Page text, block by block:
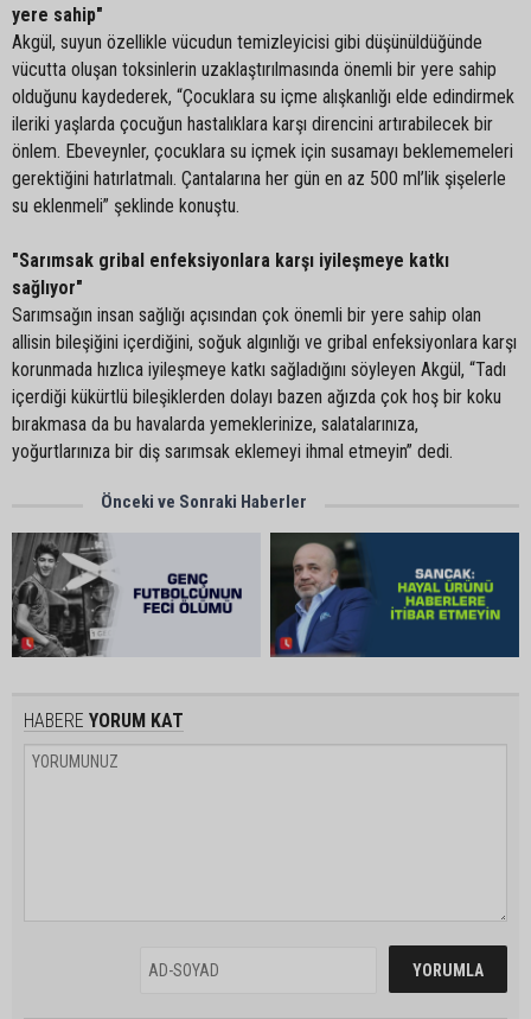
yere sahip"
Akgül, suyun özellikle vücudun temizleyicisi gibi düşünüldüğünde
vücutta oluşan toksinlerin uzaklaştırılmasında önemli bir yere sahip
olduğunu kaydederek, “Çocuklara su içme alışkanlığı elde edindirmek
ileriki yaşlarda çocuğun hastalıklara karşı direncini artırabilecek bir
önlem. Ebeveynler, çocuklara su içmek için susamayı beklememeleri
gerektiğini hatırlatmalı. Çantalarına her gün en az 500 ml’lik şişelerle
su eklenmeli” şeklinde konuştu.
"Sarımsak gribal enfeksiyonlara karşı iyileşmeye katkı
sağlıyor"
Sarımsağın insan sağlığı açısından çok önemli bir yere sahip olan
allisin bileşiğini içerdiğini, soğuk algınlığı ve gribal enfeksiyonlara karşı
korunmada hızlıca iyileşmeye katkı sağladığını söyleyen Akgül, “Tadı
içerdiği kükürtlü bileşiklerden dolayı bazen ağızda çok hoş bir koku
bırakmasa da bu havalarda yemeklerinize, salatalarınıza,
yoğurtlarınıza bir diş sarımsak eklemeyi ihmal etmeyin” dedi.
Önceki ve Sonraki Haberler
HABERE YORUM KAT